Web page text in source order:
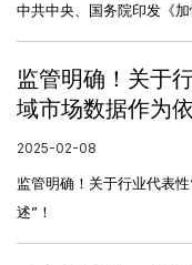
中共中央、国务院印发《
监管明确！关于
域市场数据作为
2025-02-08
监管明确！关于行业代表
述”！